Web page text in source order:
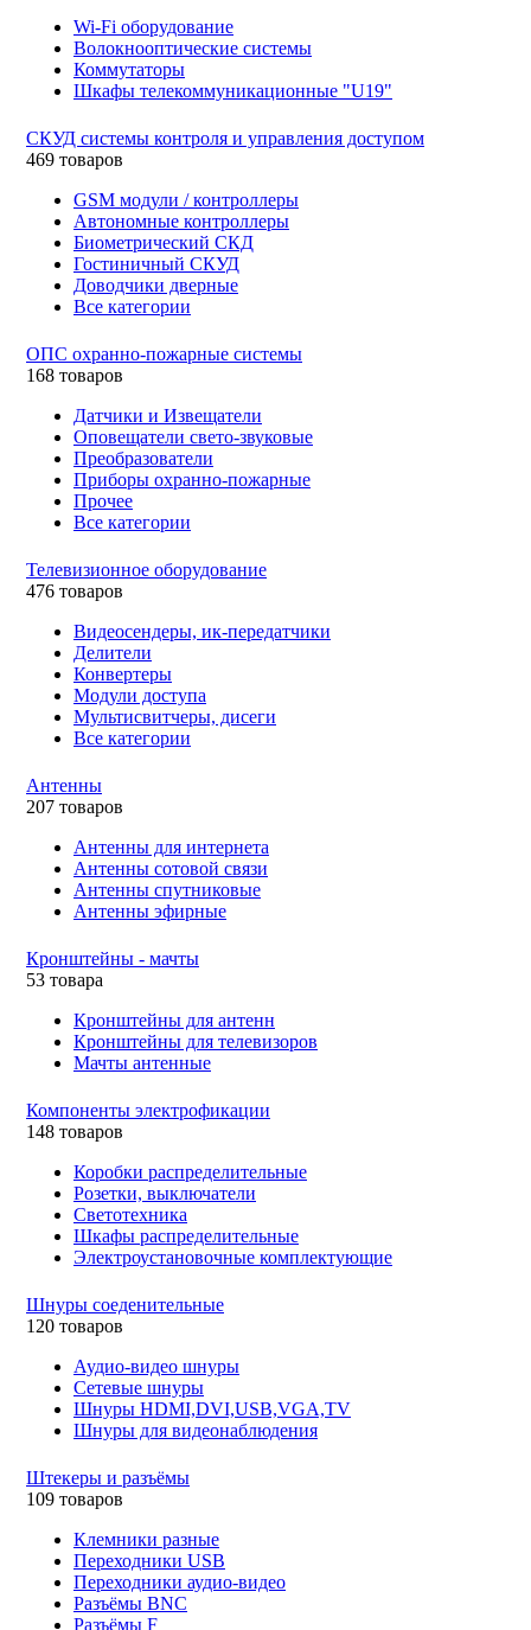
Wi-Fi оборудование
Волокнооптические системы
Коммутаторы
Шкафы телекоммуникационные "U19"
СКУД системы контроля и управления доступом
469 товаров
GSM модули / контроллеры
Автономные контроллеры
Биометрический СКД
Гостиничный СКУД
Доводчики дверные
Все категории
ОПС охранно-пожарные системы
168 товаров
Датчики и Извещатели
Оповещатели свето-звуковые
Преобразователи
Приборы охранно-пожарные
Прочее
Все категории
Телевизионное оборудование
476 товаров
Видеосендеры, ик-передатчики
Делители
Конвертеры
Модули доступа
Мультисвитчеры, дисеги
Все категории
Антенны
207 товаров
Антенны для интернета
Антенны сотовой связи
Антенны спутниковые
Антенны эфирные
Кронштейны - мачты
53 товара
Кронштейны для антенн
Кронштейны для телевизоров
Мачты антенные
Компоненты электрофикации
148 товаров
Коробки распределительные
Розетки, выключатели
Светотехника
Шкафы распределительные
Электроустановочные комплектующие
Шнуры соеденительные
120 товаров
Аудио-видео шнуры
Сетевые шнуры
Шнуры HDMI,DVI,USB,VGA,TV
Шнуры для видеонаблюдения
Штекеры и разъёмы
109 товаров
Клемники разные
Переходники USB
Переходники аудио-видео
Разъёмы BNC
Разъёмы F